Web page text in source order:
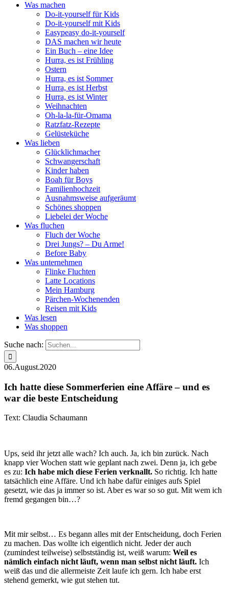
Was machen
Do-it-yourself für Kids
Do-it-yourself mit Kids
Easypeasy do-it-yourself
DAS machen wir heute
Ein Buch – eine Idee
Hurra, es ist Frühling
Ostern
Hurra, es ist Sommer
Hurra, es ist Herbst
Hurra, es ist Winter
Weihnachten
Oh-la-la-für-Omama
Ratzfatz-Rezepte
Gelüsteküche
Was lieben
Glücklichmacher
Schwangerschaft
Kinder haben
Boah für Boys
Familienhochzeit
Ausnahmsweise aufgeräumt
Schönes shoppen
Liebelei der Woche
Was fluchen
Fluch der Woche
Drei Jungs? – Du Arme!
Before Baby
Was unternehmen
Flinke Fluchten
Latte Locations
Mein Hamburg
Pärchen-Wochenenden
Reisen mit Kids
Was lesen
Was shoppen
Suche nach:
06.August.2020
Ich hatte diese Sommerferien eine Affäre – und es
war die beste Entscheidung
Text: Claudia Schaumann
Ups, seid ihr jetzt alle wach? Ich auch. Ja, ich bin zurück. Nach
knapp vier Wochen statt wie geplant nach zwei. Denn ja, ich gebe
es zu: Ich habe mich diese Ferien verknallt. So richtig. Ich hatte
tatsächlich eine Affäre. Und ich habe dafür einiges aufs Spiel
gesetzt, wie das ja immer so ist. Aber es war so so gut. Mit wem ich
fremd gegangen bin…?
Mit mir selbst… Es begann alles mit der Entscheidung, doch Ferien
zu machen. Das wollte ich eigentlich nicht. Jeder der auch
(zumindest teilweise) selbstständig ist, weiß warum: Weil es
nämlich einfach nicht läuft, wenn man selbst nicht läuft. Ich
weiß das und die allermeiste Zeit laufe ich gern. Ich habe erst
stehend gemerkt, wie gut stehen tut.